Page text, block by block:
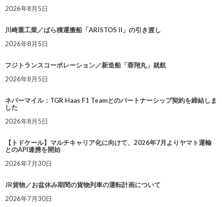
2026年8月5日
川崎重工業／ばら積運搬船「ARISTOS II」の引き渡し
2026年8月5日
フジトランスコーポレーション／新造船「蓉翔丸」就航
2026年8月5日
ネバーマイル：TGR Haas F1 Teamとのパートナーシップ契約を締結しま
した
2026年8月5日
【トドケール】マルチキャリア化に向けて、2026年7月よりヤマト運輸
とのAPI連携を開始
2026年7月30日
JR貨物／お盆休み期間の貨物列車の運転計画について
2026年7月30日